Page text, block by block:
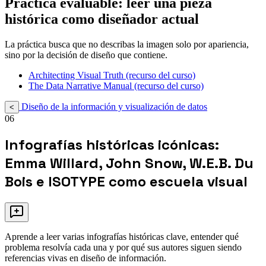
histórica como diseñador actual
La práctica busca que no describas la imagen solo por apariencia,
sino por la decisión de diseño que contiene.
Architecting Visual Truth (recurso del curso)
The Data Narrative Manual (recurso del curso)
<
Diseño de la información y visualización de datos
06
Infografías históricas icónicas:
Emma Willard, John Snow, W.E.B. Du
Bois e ISOTYPE como escuela visual
Aprende a leer varias infografías históricas clave, entender qué
problema resolvía cada una y por qué sus autores siguen siendo
referencias vivas en diseño de información.